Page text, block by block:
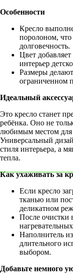
Особенности
Кресло
поролоном, что
долговечность.
Цвет
интерьер
Размеры
ограниченном
Идеальный
Это кресло станет
ребёнка. Оно не
любимым местом для
Универсальный
стиля интерьера, а
тепла.
Как ухаживать за
Если кресло
тканью или
деликатном
После очистки
Наполнитель
длительного
выбором.
Добавьте немного